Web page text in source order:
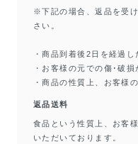
※下記の場合、返品を受
さい。
・商品到着後2日を経過し
・お客様の元での傷･破
・商品の性質上、お客様
返品送料
食品という性質上、お客
いただいております。